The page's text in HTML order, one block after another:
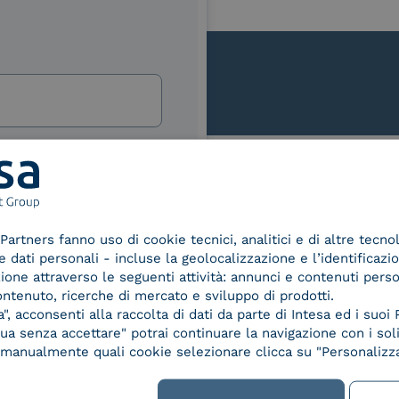
Trust
for
Service Provider e
Aggregatore SPID
e offerte di INTESA.
di INTESA.
inviando una e-mail
se non si desidera ricevere
facendo clic sul
e-mail.
nelle Norme di tutela della
di aver letto e compreso
fanno uso di cookie tecnici, analitici e di altre
dati personali - incluse la geolocalizzazione e
attraverso le seguenti attività: annunci e contenuti
ricerche di mercato e sviluppo di prodotti.
acconsenti alla raccolta di dati da parte di Intesa ed i suoi
senza accettare" potrai continuare la navigazione con i
quali cookie selezionare clicca su